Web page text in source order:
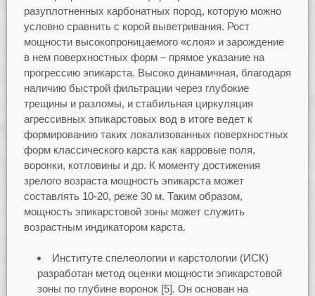
разуплотненных карбонатных пород, которую можно
условно сравнить с корой выветривания. Рост
мощности высокопроницаемого «слоя» и зарождение
в нем поверхностных форм – прямое указание на
прогрессию эпикарста. Высоко динамичная, благодаря
наличию быстрой фильтрации через глубокие
трещины и разломы, и стабильная циркуляция
агрессивных эпикарстовых вод в итоге ведет к
формированию таких локализованных поверхностных
форм классического карста как карровые поля,
воронки, котловины и др. К моменту достижения
зрелого возраста мощность эпикарста может
составлять 10-20, реже 30 м. Таким образом,
мощность эпикарстовой зоны может служить
возрастным индикатором карста.
Институте спелеологии и карстологии (ИСК)
разработан метод оценки мощности эпикарстовой
зоны по глубине воронок [5]. Он основан на